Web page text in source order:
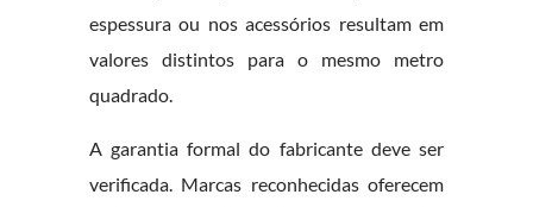
espessura ou nos acessórios resultam em
valores distintos para o mesmo metro
quadrado.
A garantia formal do fabricante deve ser
verificada. Marcas reconhecidas oferecem